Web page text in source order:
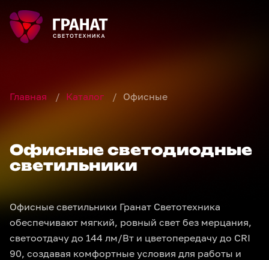
Главная / Каталог / Офисные
Офисные светодиодные
светильники
Офисные светильники Гранат Светотехника
обеспечивают мягкий, ровный свет без мерцания,
светоотдачу до 144 лм/Вт и цветопередачу до CRI
90, создавая комфортные условия для работы и